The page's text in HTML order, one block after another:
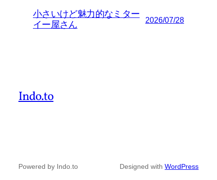
小さいけど魅力的なミター
イー屋さん
2026/07/28
Indo.to
Powered by Indo.to Designed with WordPress